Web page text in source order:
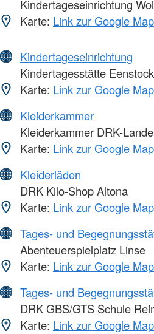
Kindertageseinrichtung
Karte: Link zur Google
Kindertageseinrichtung
Kindertagesstätte Eenstock
Karte: Link zur Google
Kleiderkammer
Kleiderkammer DRK-
Karte: Link zur Google
Kleiderläden
DRK Kilo-Shop Altona
Karte: Link zur Google
Tages- und
Abenteuerspielplatz Linse
Karte: Link zur Google
Tages- und
DRK GBS/GTS Schule
Karte: Link zur Google